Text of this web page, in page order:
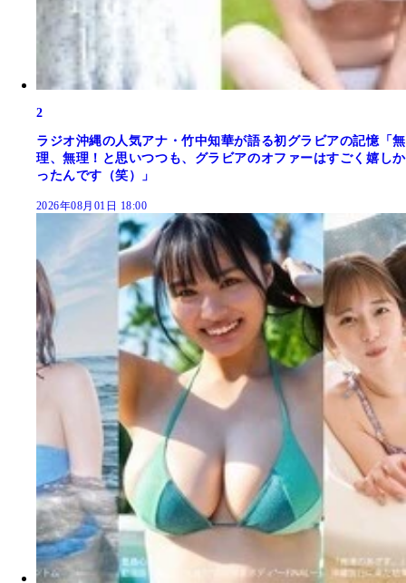
2
ラジオ沖縄の人気アナ・竹中知華が語る初グラビアの記憶「無
理、無理！と思いつつも、グラビアのオファーはすごく嬉しか
ったんです（笑）」
2026年08月01日 18:00